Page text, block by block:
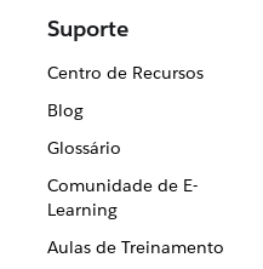
Suporte
Centro de Recursos
Blog
Glossário
Comunidade de E-
Learning
Aulas de Treinamento